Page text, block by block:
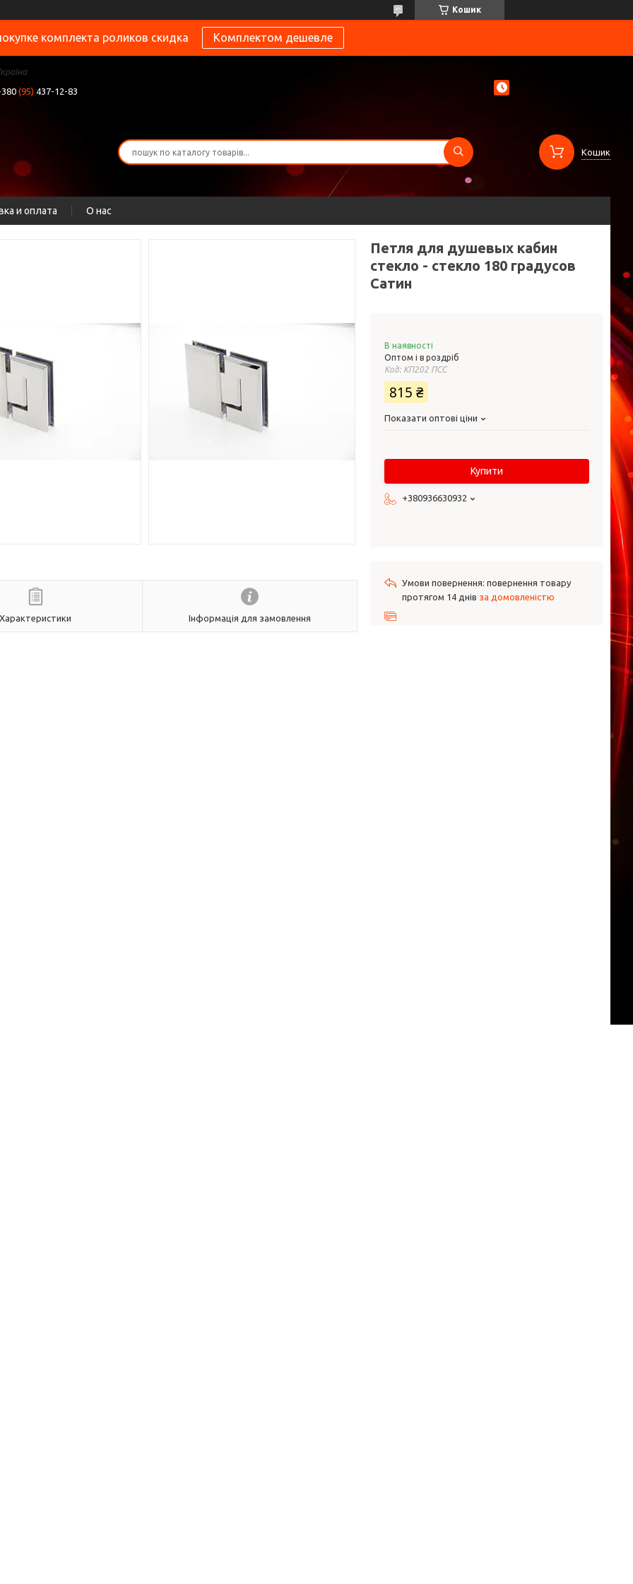
Кошик
комплекта роликов скидка Комплектом дешевле
(95) 437-12-83
Кошик
и оплата О нас
Характеристики Інформація для замовлення
Петля для душевых кабин
стекло - стекло 180 градусов
Сатин
В наявності
Оптом і в роздріб
Код: КП202 ПСС
815 ₴
Показати оптові ціни
Купити
+380936630932
повернення товару
протягом 14 днів за домовленістю